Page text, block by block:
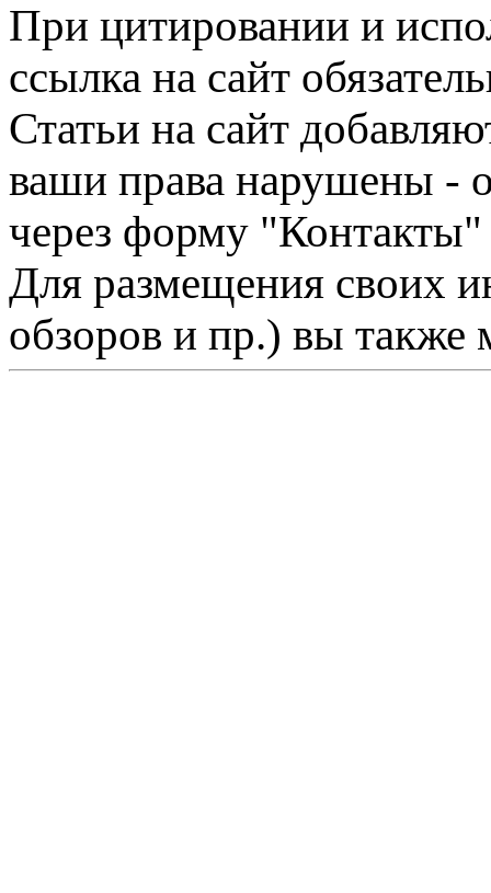
При цитировании и
ссылка на сайт
Статьи на сайт
ваши права нарушены -
через форму "Контакты"
Для размещения своих
обзоров и пр.) вы также